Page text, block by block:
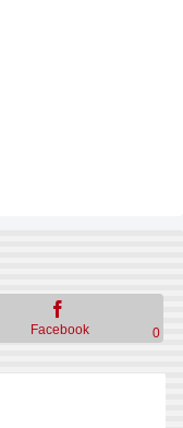
Facebook 0